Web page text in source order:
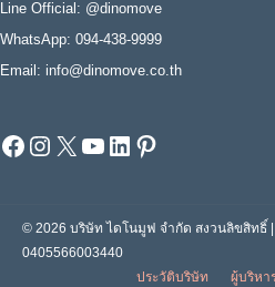
Line Official: @dinomove
WhatsApp: 094-438-9999
Email: info@dinomove.co.th
Facebook
Instagram
X YouTube
LinkedIn
Pinterest
© 2026 บริษัท ไดโนมูฟ จำกัด สงวนลิขสิทธิ์ |
0405566003440
ประวัติบริษัท
ผู้บริหา